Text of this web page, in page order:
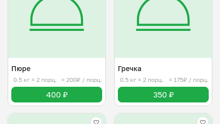
Пюре
0.5 кг ≈ 2 порц. ≈ 200₽ / порц.
400 ₽
Гречка
0.5 кг ≈ 2 порц. ≈ 175₽ / порц.
350 ₽